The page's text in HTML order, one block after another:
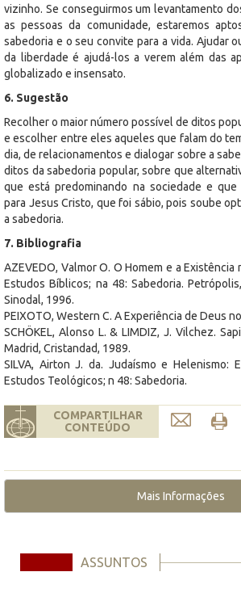
vizinho. Se conseguirmos um levantamento
as pessoas da comunidade, estaremos
sabedoria e o seu convite para a vida. Ajudar
da liberdade é ajudá-los a verem além das
globalizado e insensato.
6. Sugestão
Recolher o maior número possível de ditos
e escolher entre eles aqueles que falam do
dia, de relacionamentos e dialogar sobre a
ditos da sabedoria popular, sobre que
que está predominando na sociedade e
para Jesus Cristo, que foi sábio, pois soube
a sabedoria.
7. Bibliografia
AZEVEDO, Valmor O. O Homem e a Existência
Estudos Bíblicos; na 48: Sabedoria.
Sinodal, 1996.
PEIXOTO, Western C. A Experiência de Deus
SCHÖKEL, Alonso L. & LIMDIZ, J. Vilchez.
Madrid, Cristandad, 1989.
SILVA, Airton J. da. Judaísmo e Helenismo:
Estudos Teológicos; n 48: Sabedoria.
COMPARTILHAR
CONTEÚDO
Mais Informações
ASSUNTOS